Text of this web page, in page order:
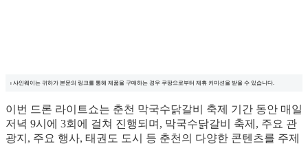
⏐ 샤인웨이는 귀하가 본문의 링크를 통해 제품을 구매하는 경우 쿠팡으로부터 제휴 커미션을 받을 수 있습니다.
이번 드론 라이트쇼는 춘천 막국수닭갈비 축제 기간 동안 매일
저녁 9시에 3회에 걸쳐 진행되며, 막국수닭갈비 축제, 주요 관
광지, 주요 행사, 태권도 도시 등 춘천의 다양한 콘텐츠를 주제